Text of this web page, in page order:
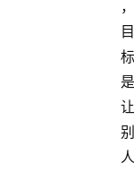
，
目
标
是
让
别
人